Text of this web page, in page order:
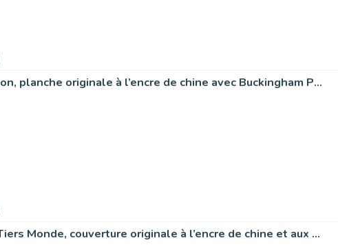
Clifton, Mortelle saison, planche originale à l’encre de chine avec Buckingham Palace en dernière case pour cet album paru en 1993 au Lombard.
Collection Concours Tiers Monde, couverture originale à l’encre de chine et aux encres de couleurs pour ce livret paru en 1974.